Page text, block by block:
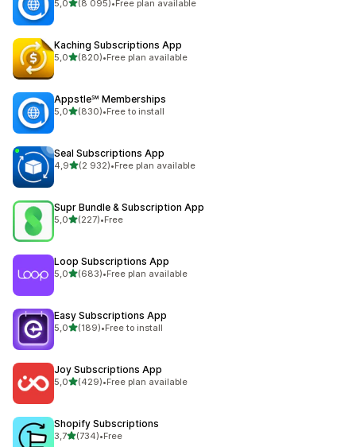
5,0 (8 095)
Celkový počet recenzí: 8095
• Free plan available
Kaching Subscriptions App
5,0z 5 hvězd
(820)
Celkový počet recenzí: 820
•Free plan available
Appstle℠ Memberships
5,0z 5 hvězd
(830)
Celkový počet recenzí: 830
•Free to install
Seal Subscriptions App
4,9z 5 hvězd
(2 932)
Celkový počet recenzí: 2932
•Free plan available
Supr Bundle & Subscription App
5,0z 5 hvězd
(227)
Celkový počet recenzí: 227
•Free
Loop Subscriptions App
5,0z 5 hvězd
(683)
Celkový počet recenzí: 683
•Free plan available
Easy Subscriptions App
5,0z 5 hvězd
(189)
Celkový počet recenzí: 189
•Free to install
Joy Subscriptions App
5,0z 5 hvězd
(429)
Celkový počet recenzí: 429
•Free plan available
Shopify Subscriptions
3,7z 5 hvězd
(734)
Celkový počet recenzí: 734
•Free